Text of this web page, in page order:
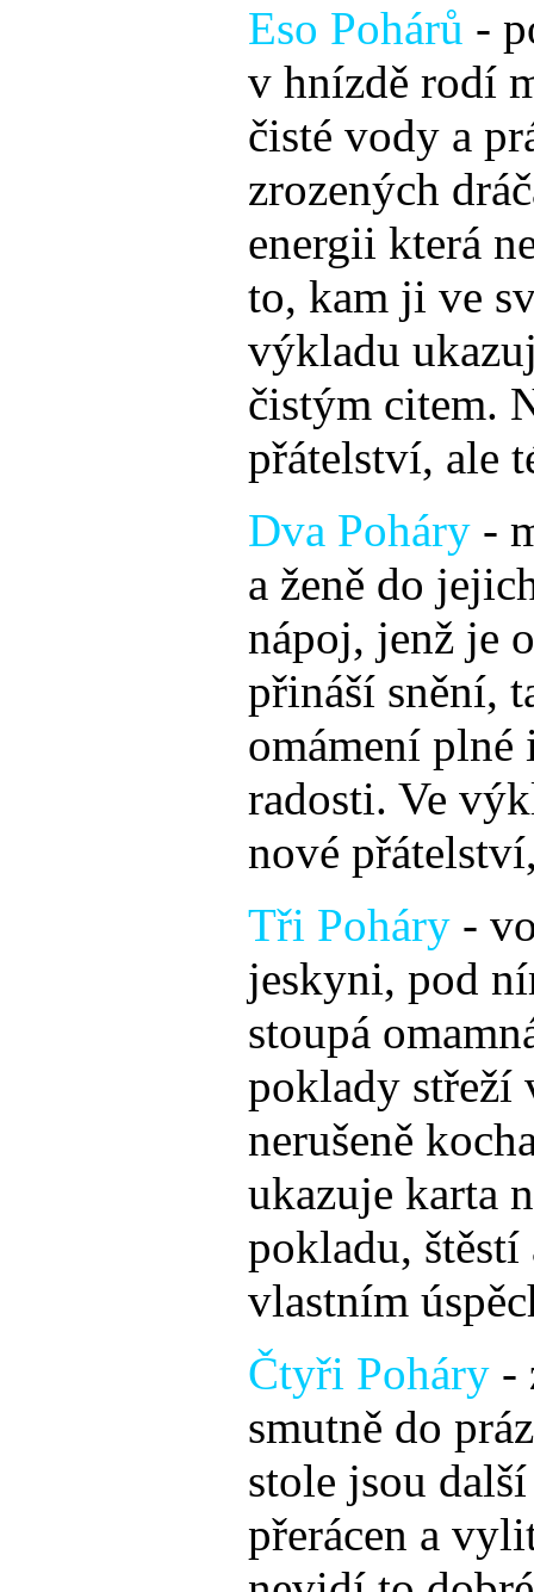
Eso Pohárů -
v hnízdě rodí
čisté vody a
zrozených
energii která
to, kam ji ve
výkladu
čistým citem.
přátelství, ale
Dva Poháry -
a ženě do
nápoj, jenž je
přináší snění,
omámení
radosti. Ve
nové
Tři Poháry -
jeskyni, pod
stoupá
poklady střeží
nerušeně
ukazuje karta
pokladu,
vlastním
Čtyři Poháry -
smutně do
stole jsou
přerácen a